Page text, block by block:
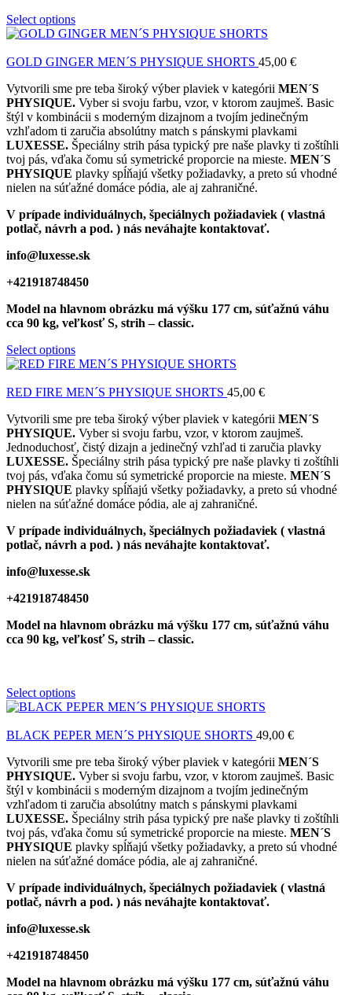
Select options
GOLD GINGER MEN´S PHYSIQUE SHORTS 45,00 €
Vytvorili sme pre teba široký výber plaviek v kategórii MEN´S
PHYSIQUE. Vyber si svoju farbu, vzor, v ktorom zaujmeš. Basic
štýl v kombinácii s moderným dizajnom a tvojím jedinečným
vzhľadom ti zaručia absolútny match s pánskymi plavkami
LUXESSE. Špeciálny strih pása typický pre naše plavky ti zoštíhli
tvoj pás, vďaka čomu sú symetrické proporcie na mieste. MEN´S
PHYSIQUE plavky spĺňajú všetky požiadavky, a preto sú vhodné
nielen na súťažné domáce pódia, ale aj zahraničné.
V prípade individuálnych, špeciálnych požiadaviek ( vlastná
potlač, návrh a pod. ) nás neváhajte kontaktovať.
info@luxesse.sk
+421918748450
Model na hlavnom obrázku má výšku 177 cm, súťažnú váhu
cca 90 kg, veľkosť S, strih – classic.
Select options
RED FIRE MEN´S PHYSIQUE SHORTS 45,00 €
Vytvorili sme pre teba široký výber plaviek v kategórii MEN´S
PHYSIQUE. Vyber si svoju farbu, vzor, v ktorom zaujmeš.
Jednoduchosť, čistý dizajn a jedinečný vzhľad ti zaručia plavky
LUXESSE. Špeciálny strih pása typický pre naše plavky ti zoštíhli
tvoj pás, vďaka čomu sú symetrické proporcie na mieste. MEN´S
PHYSIQUE plavky spĺňajú všetky požiadavky, a preto sú vhodné
nielen na súťažné domáce pódia, ale aj zahraničné.
V prípade individuálnych, špeciálnych požiadaviek ( vlastná
potlač, návrh a pod. ) nás neváhajte kontaktovať.
info@luxesse.sk
+421918748450
Model na hlavnom obrázku má výšku 177 cm, súťažnú váhu
cca 90 kg, veľkosť S, strih – classic.
Select options
BLACK PEPER MEN´S PHYSIQUE SHORTS 49,00 €
Vytvorili sme pre teba široký výber plaviek v kategórii MEN´S
PHYSIQUE. Vyber si svoju farbu, vzor, v ktorom zaujmeš. Basic
štýl v kombinácii s moderným dizajnom a tvojím jedinečným
vzhľadom ti zaručia absolútny match s pánskymi plavkami
LUXESSE. Špeciálny strih pása typický pre naše plavky ti zoštíhli
tvoj pás, vďaka čomu sú symetrické proporcie na mieste. MEN´S
PHYSIQUE plavky spĺňajú všetky požiadavky, a preto sú vhodné
nielen na súťažné domáce pódia, ale aj zahraničné.
V prípade individuálnych, špeciálnych požiadaviek ( vlastná
potlač, návrh a pod. ) nás neváhajte kontaktovať.
info@luxesse.sk
+421918748450
Model na hlavnom obrázku má výšku 177 cm, súťažnú váhu